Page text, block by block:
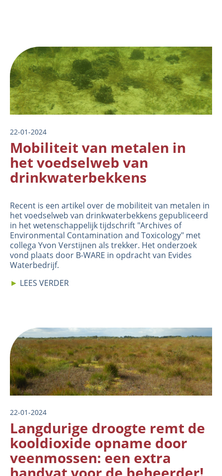
Medewerkers
Laboratorium
Veld- en laboratoriumexperimenten
Veldwerkzaamheden
Image
22-01-2024
Mobiliteit van metalen in
het voedselweb van
drinkwaterbekkens
Recent is een artikel over de mobiliteit van metalen in
het voedselweb van drinkwaterbekkens gepubliceerd
in het wetenschappelijk tijdschrift "Archives of
Environmental Contamination and Toxicology" met
collega Yvon Verstijnen als trekker. Het onderzoek
vond plaats door B-WARE in opdracht van Evides
Waterbedrijf.
► LEES VERDER
Image
22-01-2024
Langdurige droogte remt de
kooldioxide opname door
veenmossen: een extra